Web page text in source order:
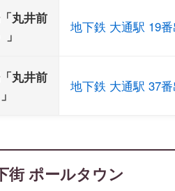
丸井前
地下鉄 大通駅 19番
丸井前
地下鉄 大通駅 37番
街 ポールタウン